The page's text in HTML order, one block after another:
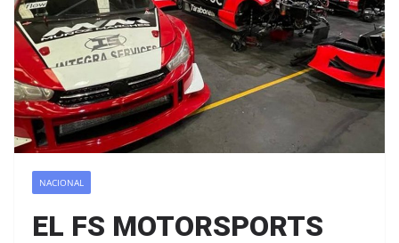
NACIONAL
EL FS MOTORSPORTS